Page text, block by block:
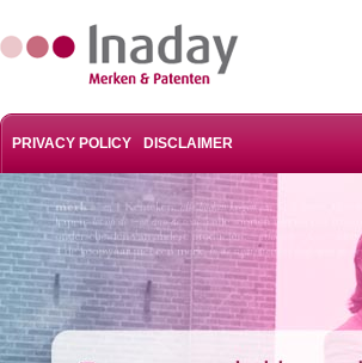
PRIVACY POLICY DISCLAIMER